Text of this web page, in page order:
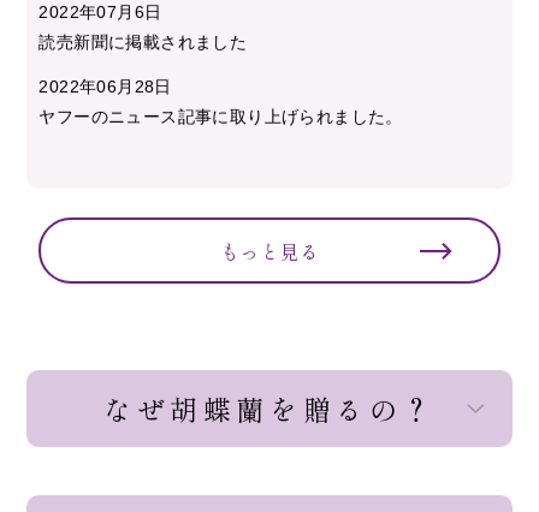
2022年07月6日
読売新聞に掲載されました
2022年06月28日
ヤフーのニュース記事に取り上げられました。
もっと見る
なぜ胡蝶蘭を贈るの？